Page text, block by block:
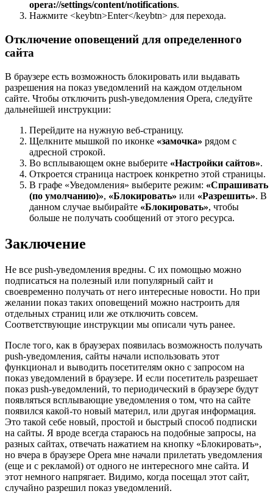
opera://settings/content/notifications.
Нажмите <keybtn>Enter</keybtn> для перехода.
Отключение оповещений для определенного
сайта
В браузере есть возможность блокировать или выдавать
разрешения на показ уведомлений на каждом отдельном
сайте. Чтобы отключить push-уведомления Opera, следуйте
дальнейшей инструкции:
Перейдите на нужную веб-страницу.
Щелкните мышкой по иконке «замочка» рядом с
адресной строкой.
Во всплывающем окне выберите «Настройки сайтов».
Откроется страница настроек конкретно этой страницы.
В графе «Уведомления» выберите режим: «Спрашивать
(по умолчанию)», «Блокировать» или «Разрешить». В
данном случае выбирайте «Блокировать», чтобы
больше не получать сообщений от этого ресурса.
Заключение
Не все push-уведомления вредны. С их помощью можно
подписаться на полезный или популярный сайт и
своевременно получать от него интересные новости. Но при
желании показ таких оповещений можно настроить для
отдельных страниц или же отключить совсем.
Соответствующие инструкции мы описали чуть ранее.
После того, как в браузерах появилась возможность получать
push-уведомления, сайты начали использовать этот
функционал и выводить посетителям окно с запросом на
показ уведомлений в браузере. И если посетитель разрешает
показ push-уведомлений, то периодический в браузере будут
появляться всплывающие уведомления о том, что на сайте
появился какой-то новый материл, или другая информация.
Это такой себе новый, простой и быстрый способ подписки
на сайты. Я вроде всегда стараюсь на подобные запросы, на
разных сайтах, отвечать нажатием на кнопку «Блокировать»,
но вчера в браузере Opera мне начали прилетать уведомления
(еще и с рекламой) от одного не интересного мне сайта. И
этот немного напрягает. Видимо, когда посещал этот сайт,
случайно разрешил показ уведомлений.